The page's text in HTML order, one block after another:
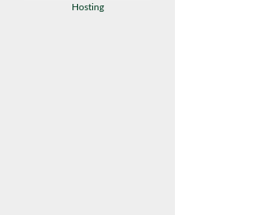
Hosting